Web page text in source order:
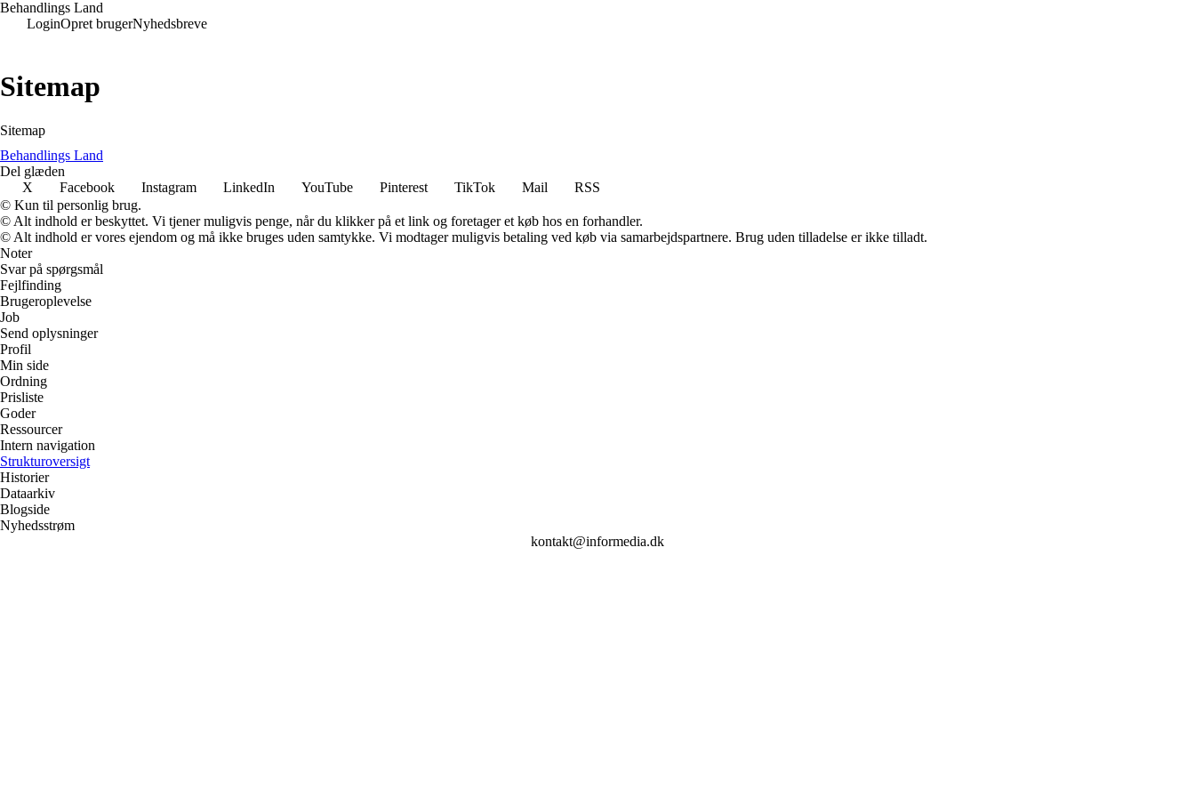
Behandlings Land
LoginOpret brugerNyhedsbreve
Sitemap
Sitemap
Behandlings Land
Del glæden
X
Facebook Instagram LinkedIn YouTube Pinterest TikTok Mail
RSS
© Kun til personlig brug.
© Alt indhold er beskyttet. Vi tjener muligvis penge, når du klikker på et link og foretager et køb hos en forhandler.
© Alt indhold er vores ejendom og må ikke bruges uden samtykke. Vi modtager muligvis betaling ved køb via samarbejdspartnere. Brug uden tilladelse er ikke tilladt.
Noter
Svar på spørgsmål
Fejlfinding
Brugeroplevelse
Job
Send oplysninger
Profil
Min side
Ordning
Prisliste
Goder
Ressourcer
Intern navigation
Strukturoversigt
Historier
Dataarkiv
Blogside
Nyhedsstrøm
kontakt@informedia.dk